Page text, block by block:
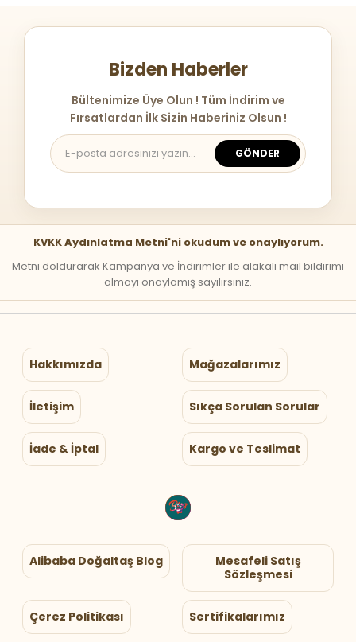
Bizden Haberler
Bültenimize Üye Olun ! Tüm İndirim ve
Fırsatlardan İlk Sizin Haberiniz Olsun !
GÖNDER
KVKK Aydınlatma Metni'ni okudum ve onaylıyorum.
Metni doldurarak Kampanya ve İndirimler ile alakalı mail bildirimi
almayı onaylamış sayılırsınız.
Hakkımızda Mağazalarımız
İletişim Sıkça Sorulan Sorular
İade & İptal Kargo ve Teslimat
Alibaba Doğaltaş Blog
Mesafeli Satış
Sözleşmesi
Çerez Politikası Sertifikalarımız